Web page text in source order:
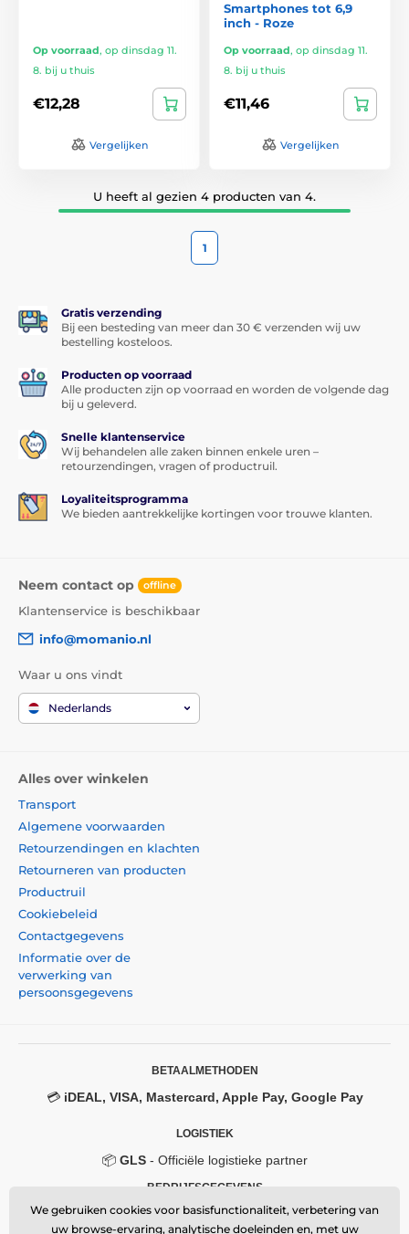
Op voorraad, op dinsdag 11.
8. bij u thuis
€12,28
Vergelijken
Smartphones tot 6,9
inch - Roze
Op voorraad, op dinsdag 11.
8. bij u thuis
€11,46
Vergelijken
U heeft al gezien 4 producten van 4.
1
Gratis verzending
Bij een besteding van meer dan 30 € verzenden wij uw
bestelling kosteloos.
Producten op voorraad
Alle producten zijn op voorraad en worden de volgende dag
bij u geleverd.
Snelle klantenservice
Wij behandelen alle zaken binnen enkele uren –
retourzendingen, vragen of productruil.
Loyaliteitsprogramma
We bieden aantrekkelijke kortingen voor trouwe klanten.
Neem contact op offline
Klantenservice is beschikbaar
info@momanio.nl
Waar u ons vindt
Nederlands
Alles over winkelen
Transport
Algemene voorwaarden
Retourzendingen en klachten
Retourneren van producten
Productruil
Cookiebeleid
Contactgegevens
Informatie over de
verwerking van
persoonsgegevens
BETAALMETHODEN
💳 iDEAL, VISA, Mastercard, Apple Pay, Google Pay
LOGISTIEK
📦 GLS- Officiële logistieke partner
BEDRIJFSGEGEVENS
Momanio s.r.o.
Okružní 361/14, 747 18, Píšť, Czech Republic
We gebruiken cookies voor basisfunctionaliteit, verbetering van
uw browse-ervaring, analytische doeleinden en, met uw